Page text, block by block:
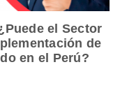
el Sector
de
en el Perú?